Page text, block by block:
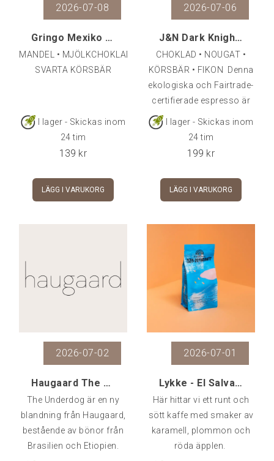
2026-07-08
Gringo Mexiko Monte Albán, 250 g
MANDEL • MJÖLKCHOKLAD •
SVARTA KÖRSBÄR
I lager - Skickas inom
24 tim
139 kr
LÄGG I VARUKORG
2026-07-06
J&N Dark Knight FTO Espresso, 500 gr (EKO)
CHOKLAD • NOUGAT •
KÖRSBÄR • FIKON Denna
ekologiska och Fairtrade-
certifierade espresso är
chokladig, rund och söt,
I lager - Skickas inom
24 tim
199 kr
LÄGG I VARUKORG
2026-07-02
Haugaard The Underdog, 500 g
The Underdog är en ny
blandning från Haugaard,
bestående av bönor från
Brasilien och Etiopien.
2026-07-01
Lykke - El Salvador Big Monday, 250 gr
Här hittar vi ett runt och
sött kaffe med smaker av
karamell, plommon och
röda äpplen.